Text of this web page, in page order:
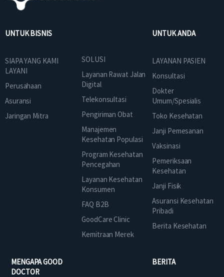
UNTUK BISNIS
SIAPA YANG KAMI
LAYANI
Perusahaan
Asuransi
Jaringan Mitra
SOLUSI
Layanan Rawat Jalan
Digital
Telekonsultasi
Pengiriman Obat
Manajemen
Kesehatan Populasi
Program Kesehatan
Pencegahan
Layanan Kesehatan
Konsumen
FAQ B2B
GoodCare Clinic
Kemitraan Merek
UNTUK ANDA
LAYANAN PASIEN
Konsultasi
Dokter
Umum/Spesialis
Toko Kesehatan
Janji Pemesanan
Vaksinasi
Pemeriksaan
Kesehatan
Janji Fisik
Asuransi Kesehatan
Pribadi
Berita Kesehatan
MENGAPA GOOD
DOCTOR
BERITA